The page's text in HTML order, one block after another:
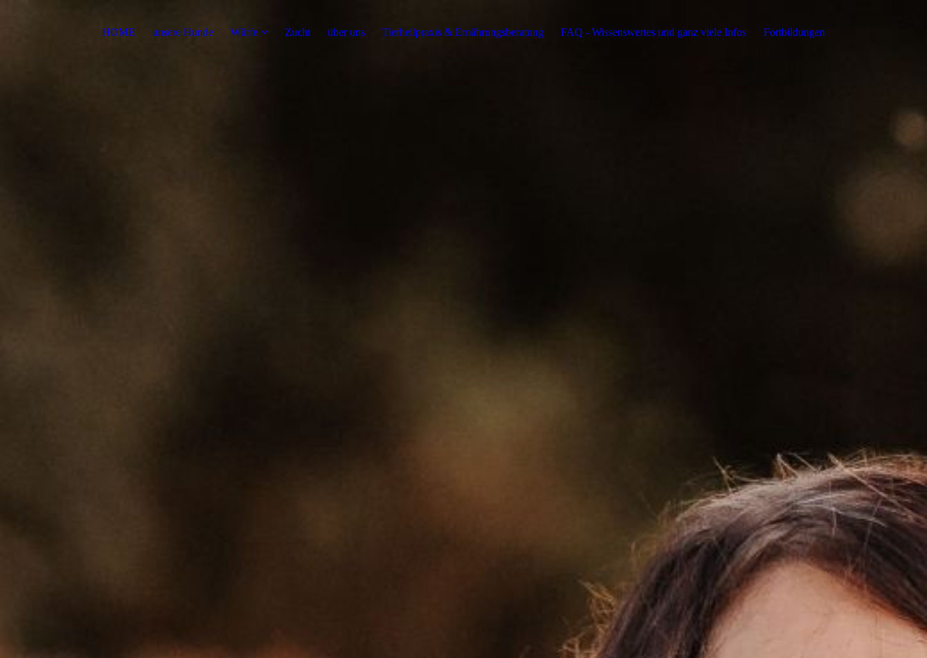
HOME unsere Hunde Würfe Zucht über uns Tierheilpraxis & Ernährungsberatung FAQ - Wissenswertes und ganz viele Infos Fortbildungen